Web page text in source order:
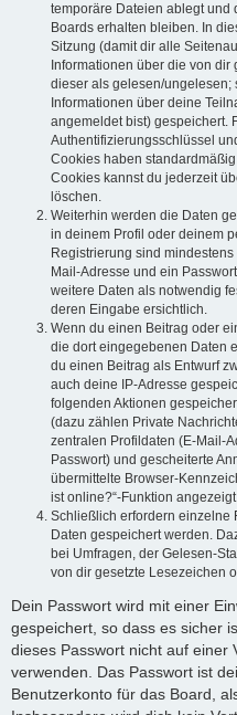
temporäre Dateien ablegt und
Boards erhalten bleiben. In
Sitzung (damit dir alle
Informationen über die von
dieser als gelesen/ungelesen;
Informationen über deine
angemeldet bist) gespeichert.
Authentifizierungsschlüssel
Cookies haben
Cookies kannst du jederzeit
löschen.
Weiterhin werden die Daten
in deinem Profil oder deinem
Registrierung sind
Mail-Adresse und ein
weitere Daten als notwendig
deren Eingabe ersichtlich.
Wenn du einen Beitrag oder
die dort eingegebenen Daten
du einen Beitrag als Entwurf
auch deine IP-Adresse
folgenden Aktionen
(dazu zählen Private
zentralen Profildaten (E-Mail-
Passwort) und gescheiterte
übermittelte Browser-
ist online?“-Funktion
Schließlich erfordern einzelne
Daten gespeichert werden.
bei Umfragen, der Gelesen-
von dir gesetzte Lesezeichen
Dein Passwort wird mit einer
gespeichert, so dass es sicher
dieses Passwort nicht auf einer
verwenden. Das Passwort ist
Benutzerkonto für das Board,